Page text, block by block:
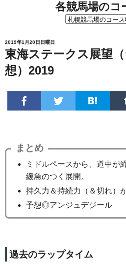
各競馬場のコ
2019年1月20日日曜日
東海ステークス展望
想）2019
まとめ
ミドルペースから、道中が
緩急のつく展開。
持久力＆持続力（＆切れ）
予想◎アンジュデジール
過去のラップタイム